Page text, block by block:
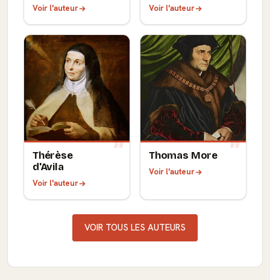
Voir l'auteur Voir l'auteur
Thérèse
d'Avila
Voir l'auteur
Thomas More
Voir l'auteur
VOIR TOUS LES AUTEURS